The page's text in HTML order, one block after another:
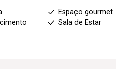
Espaço gourmet
Sala de Estar